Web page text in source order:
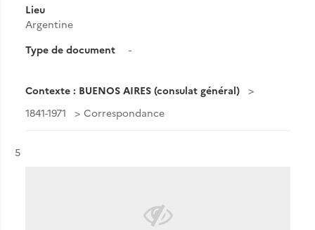
Lieu
Argentine
Type de document
-
Contexte : BUENOS AIRES (consulat général)
1841-1971
Correspondance
Résultat n°
5